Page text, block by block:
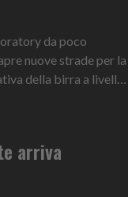
da poco
nuove strade per la
della birra a livello
arriva